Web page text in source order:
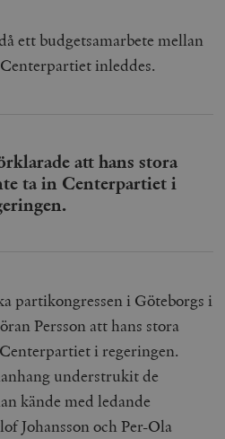
ett budgetsamarbete mellan
inleddes.
att hans stora
ta in Centerpartiet i
partikongressen i Göteborgs i
Persson att hans stora
i regeringen.
understrukit de
kände med ledande
Johansson och Per-Ola